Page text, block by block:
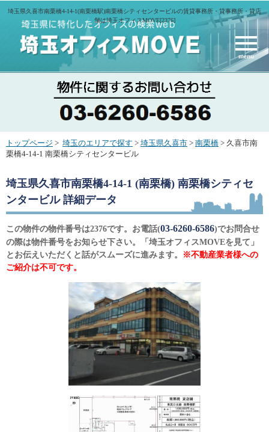
埼玉県久喜市南栗橋4-14-1(南栗橋駅)南栗橋シティセンタービルの賃貸事務所・貸事務所・貸店
舗は埼玉オフィスMOVE[2376]
menu
トップページ > 埼玉のエリアで探す > 埼玉県久喜市 > 南栗橋 > 久喜市南
栗橋4-14-1 南栗橋シティセンタービル
埼玉県久喜市南栗橋4-14-1 (南栗橋) 南栗橋シティセ
ンタービル詳細データ
この物件の物件番号は2376です。お電話(03-6260-6586)でお問合せ
の際は物件番号をお知らせ下さい。「埼玉オフィスMOVEを見て」
とお伝えいただくと話がスムーズに進みます。
※不動産業者様への
ご紹介は不可です。